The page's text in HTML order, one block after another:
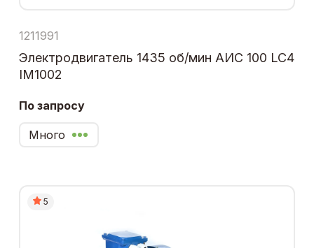
1211991
Электродвигатель 1435 об/мин АИС 100 LC4
IM1002
По запросу
Много
5